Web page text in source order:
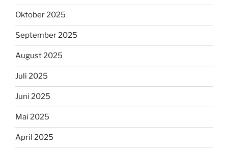
Oktober 2025
September 2025
August 2025
Juli 2025
Juni 2025
Mai 2025
April 2025